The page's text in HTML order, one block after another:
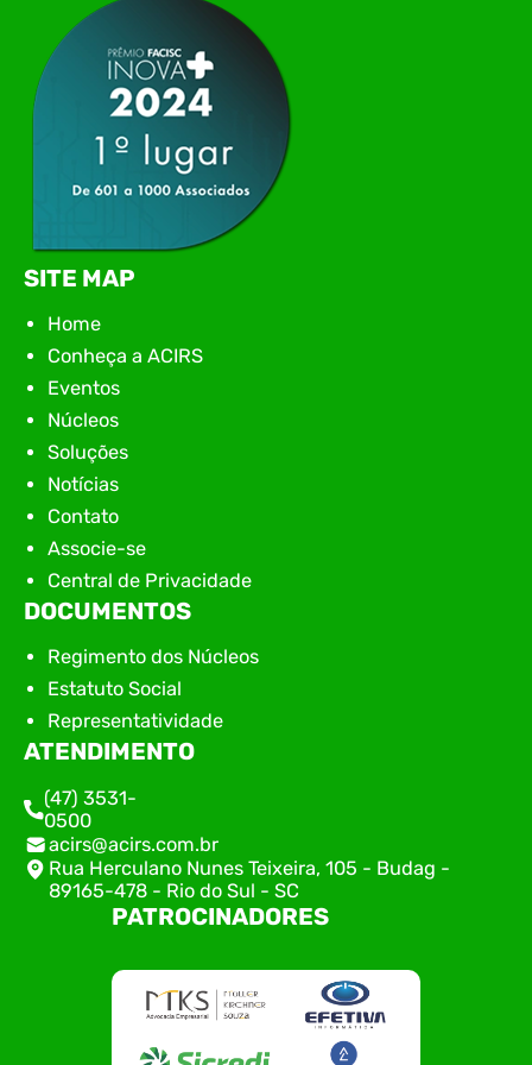
encontro aconteceu em Rio…
SITE MAP
Home
Conheça a ACIRS
Eventos
Núcleos
Soluções
Notícias
Contato
Associe-se
Central de Privacidade
DOCUMENTOS
Regimento dos Núcleos
Estatuto Social
Representatividade
ATENDIMENTO
(47) 3531-
0500
acirs@acirs.com.br
Rua Herculano Nunes Teixeira, 105 - Budag -
89165-478 - Rio do Sul - SC
PATROCINADORES